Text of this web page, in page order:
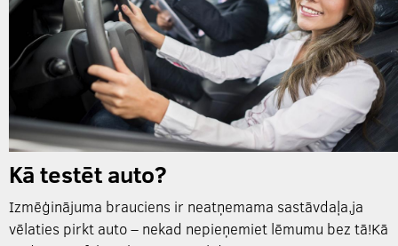
Kā testēt auto?
Izmēģinājuma brauciens ir neatņemama sastāvdaļa,ja
vēlaties pirkt auto – nekad nepieņemiet lēmumu bez tā!Kā